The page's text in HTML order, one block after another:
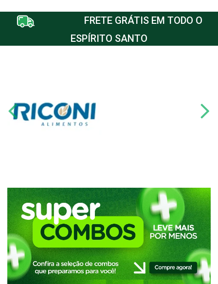
FRETE GRÁTIS EM TODO O
ESPÍRITO SANTO